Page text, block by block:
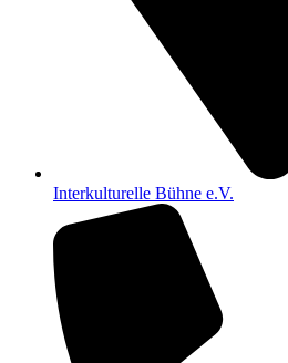
Interkulturelle Bühne e.V.